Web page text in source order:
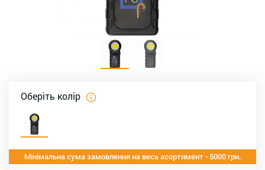
Оберіть колір
Мінімальна сума замовлення на весь асортимент - 5000 грн.